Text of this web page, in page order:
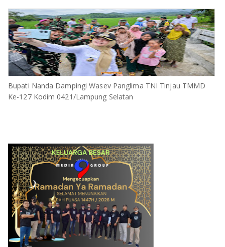
Bupati Nanda Dampingi Wasev Panglima TNI Tinjau TMMD
Ke-127 Kodim 0421/Lampung Selatan